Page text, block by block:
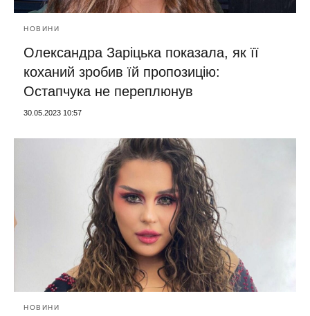
НОВИНИ
Олександра Заріцька показала, як її
коханий зробив їй пропозицію:
Остапчука не переплюнув
30.05.2023 10:57
НОВИНИ